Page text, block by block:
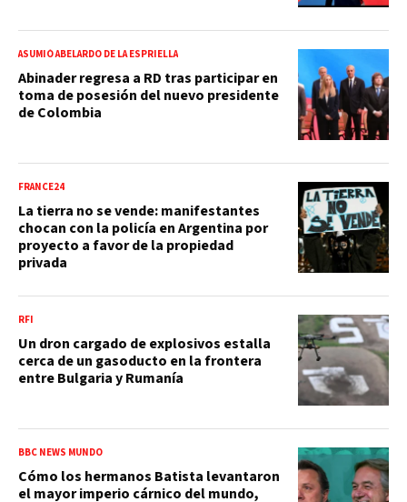
ASUMIÓ ABELARDO DE LA ESPRIELLA
Abinader regresa a RD tras participar en
toma de posesión del nuevo presidente
de Colombia
FRANCE24
La tierra no se vende: manifestantes
chocan con la policía en Argentina por
proyecto a favor de la propiedad
privada
RFI
Un dron cargado de explosivos estalla
cerca de un gasoducto en la frontera
entre Bulgaria y Rumanía
BBC NEWS MUNDO
Cómo los hermanos Batista levantaron
el mayor imperio cárnico del mundo,